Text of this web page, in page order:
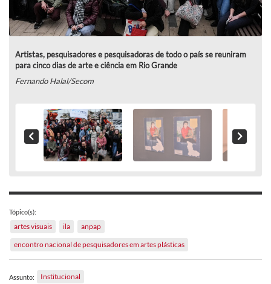
Artistas, pesquisadores e pesquisadoras de todo o país se reuniram
para cinco dias de arte e ciência em Rio Grande
Fernando Halal/Secom
Tópico(s):
artes visuais ila
anpap
encontro nacional de pesquisadores em artes plásticas
Assunto: Institucional